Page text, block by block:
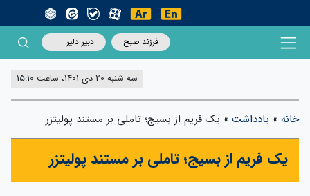
فرزند صبح دبیر دلیر
سه شنبه 20 دی 1401، ساعت 15:10
خانه » یادداشت » یک فریم از بسیج؛ تاملی بر مستند پولیتزر
یک فریم از بسیج؛ تاملی بر مستند پولیتزر